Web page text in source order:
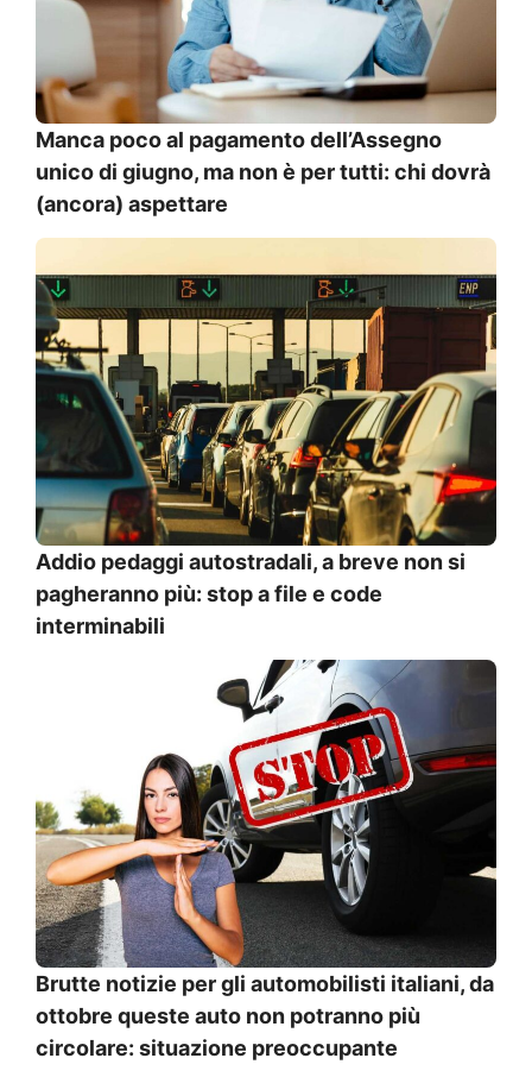
Manca poco al pagamento dell’Assegno
unico di giugno, ma non è per tutti: chi dovrà
(ancora) aspettare
Addio pedaggi autostradali, a breve non si
pagheranno più: stop a file e code
interminabili
Brutte notizie per gli automobilisti italiani, da
ottobre queste auto non potranno più
circolare: situazione preoccupante